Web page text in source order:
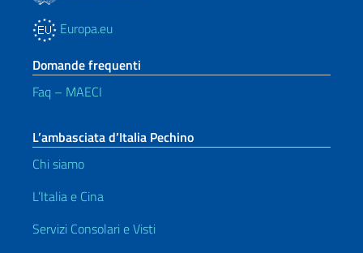
Europa.eu
Domande frequenti
Faq – MAECI
L’ambasciata d’Italia Pechino
Chi siamo
L’Italia e Cina
Servizi Consolari e Visti